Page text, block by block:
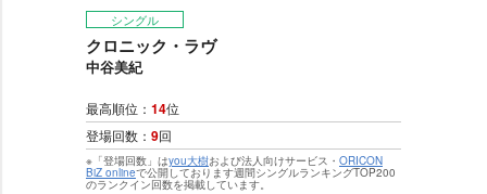
シングル
クロニック・ラヴ
中谷美紀
最高順位： 14位
登場回数： 9回
※「登場回数」はyou大樹および法人向けサービス・ ORICON
BiZ onlineで公開しております週間シングルランキングTOP200
のランクイン回数を掲載しています。